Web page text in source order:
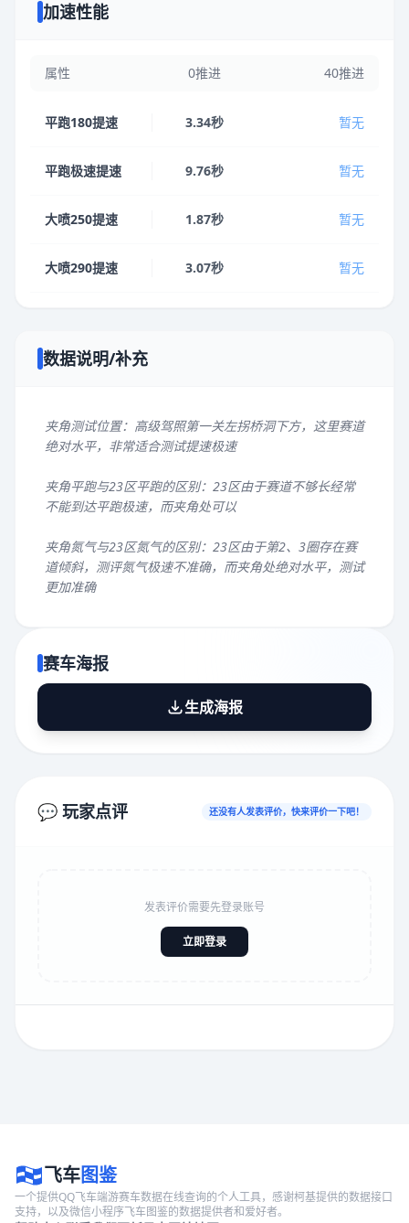
加速性能
属性 0推进 40推进
平跑180提速 3.34秒 暂无
平跑极速提速 9.76秒 暂无
大喷250提速 1.87秒 暂无
大喷290提速 3.07秒 暂无
数据说明/补充
夹角测试位置：高级驾照第一关左拐桥洞下方，这里赛道
绝对水平，非常适合测试提速极速
夹角平跑与23区平跑的区别：23区由于赛道不够长经常
不能到达平跑极速，而夹角处可以
夹角氮气与23区氮气的区别：23区由于第2、3圈存在赛
道倾斜，测评氮气极速不准确，而夹角处绝对水平，测试
更加准确
赛车海报
生成海报
💬 玩家点评 还没有人发表评价，快来评价一下吧！
发表评价需要先登录账号
立即登录
飞车图鉴
一个提供QQ飞车端游赛车数据在线查询的个人工具，感谢柯基提供的数据接口
支持，以及微信小程序飞车图鉴的数据提供者和爱好者。